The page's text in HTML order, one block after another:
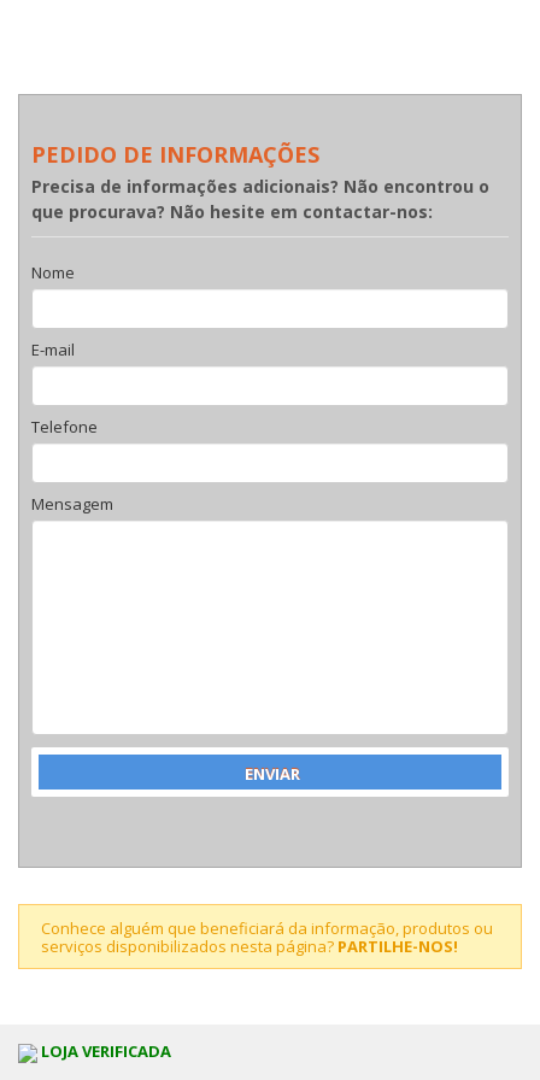
PEDIDO DE INFORMAÇÕES
Precisa de informações adicionais? Não encontrou o
que procurava? Não hesite em contactar-nos:
Nome
E-mail
Telefone
Mensagem
Conhece alguém que beneficiará da informação, produtos ou
serviços disponibilizados nesta página? PARTILHE-NOS!
LOJA VERIFICADA